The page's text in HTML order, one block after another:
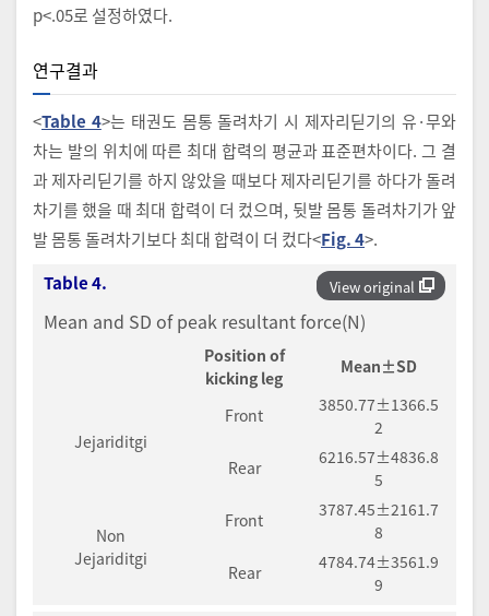
p<.05로 설정하였다.
연구결과
<Table 4>는 태권도 몸통 돌려차기 시 제자리딛기의 유·무와
차는 발의 위치에 따른 최대 합력의 평균과 표준편차이다. 그 결
과 제자리딛기를 하지 않았을 때보다 제자리딛기를 하다가 돌려
차기를 했을 때 최대 합력이 더 컸으며, 뒷발 몸통 돌려차기가 앞
발 몸통 돌려차기보다 최대 합력이 더 컸다<Fig. 4>.
View original
Table 4.
Mean and SD of peak resultant force(N)
Position of
kicking leg
Mean±SD
Jejariditgi
Front
3850.77±1366.5
2
Rear
6216.57±4836.8
5
Non
Jejariditgi
Front
3787.45±2161.7
8
Rear
4784.74±3561.9
9